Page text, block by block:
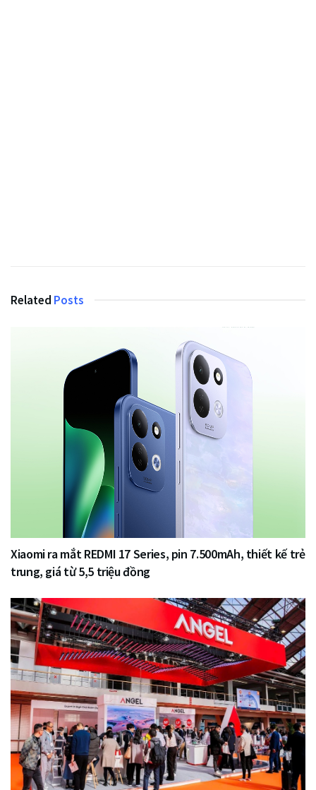
Related Posts
Xiaomi ra mắt REDMI 17 Series, pin 7.500mAh, thiết kế trẻ
trung, giá từ 5,5 triệu đồng